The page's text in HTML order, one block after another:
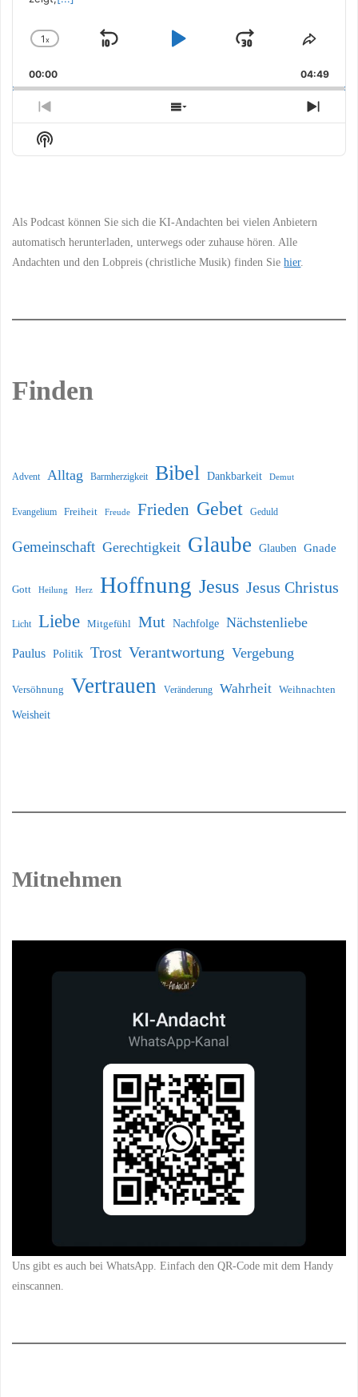
Change
Rate
1x
Skip
Play
Jump
Forward
Share
00:00 04:49
Previous
Episode
Show
Episodes
Next
Show
Podcast
Als Podcast können Sie sich die KI-Andachten bei vielen Anbietern
automatisch herunterladen, unterwegs oder zuhause hören. Alle
Andachten und den Lobpreis (christliche Musik) finden Siehier.
Finden
Advent Alltag Barmherzigkeit Bibel Dankbarkeit Demut
Evangelium Freiheit Freude Frieden Gebet Geduld
Gemeinschaft Gerechtigkeit Glaube Glauben Gnade
Gott Heilung Herz Hoffnung Jesus Jesus Christus
Licht Liebe Mitgefühl Mut Nachfolge Nächstenliebe
Paulus Politik Trost Verantwortung Vergebung
Versöhnung Vertrauen Veränderung Wahrheit Weihnachten
Weisheit
Mitnehmen
Uns gibt es auch bei WhatsApp. Einfach den QR-Code mit dem Handy
einscannen.